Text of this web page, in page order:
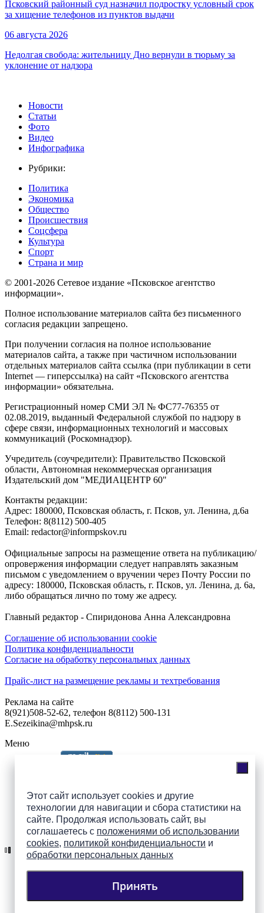
Этот сайт использует cookies и другие
технологии для навигации и сбора статистики на
сайте. Продолжая использовать сайт, вы
соглашаетесь с положениями об использовании
cookies, политикой конфиденциальности и
обработки персональных данных
Принять
Псковский районный суд назначил подростку условный срок
за хищение телефонов из пунктов выдачи
06 августа 2026
Недолгая свобода: жительницу Дно вернули в тюрьму за
уклонение от надзора
Новости
Статьи
Фото
Видео
Инфографика
Рубрики:
Политика
Экономика
Общество
Происшествия
Соцсфера
Культура
Спорт
Страна и мир
© 2001-2026 Сетевое издание «Псковское агентство
информации».
Полное использование материалов сайта без письменного
согласия редакции запрещено.
При получении согласия на полное использование
материалов сайта, а также при частичном использовании
отдельных материалов сайта ссылка (при публикации в сети
Internet — гиперссылка) на сайт «Псковского агентства
информации» обязательна.
Регистрационный номер СМИ ЭЛ № ФС77-76355 от
02.08.2019, выданный Федеральной службой по надзору в
сфере связи, информационных технологий и массовых
коммуникаций (Роскомнадзор).
Учредитель (соучредители): Правительство Псковской
области, Автономная некоммерческая организация
Издательский дом "МЕДИАЦЕНТР 60"
Контакты редакции:
Адреc: 180000, Псковская область, г. Псков, ул. Ленина, д.6а
Телефон: 8(8112) 500-405
Email: redactor@informpskov.ru
Официальные запросы на размещение ответа на публикацию/
опровержения информации следует направлять заказным
письмом с уведомлением о вручении через Почту России по
адресу: 180000, Псковская область, г. Псков, ул. Ленина, д. 6а,
либо обращаться лично по тому же адресу.
Главный редактор - Спиридонова Анна Александровна
Соглашение об использовании cookie
Политика конфиденциальности
Согласие на обработку персональных данных
Прайс-лист на размещение рекламы и техтребования
Реклама на сайте
8(921)508-52-62, телефон 8(8112) 500-131
E.Sezeikina@mhpsk.ru
Меню
Подпишись на группы
ПАИ в соцсетях!